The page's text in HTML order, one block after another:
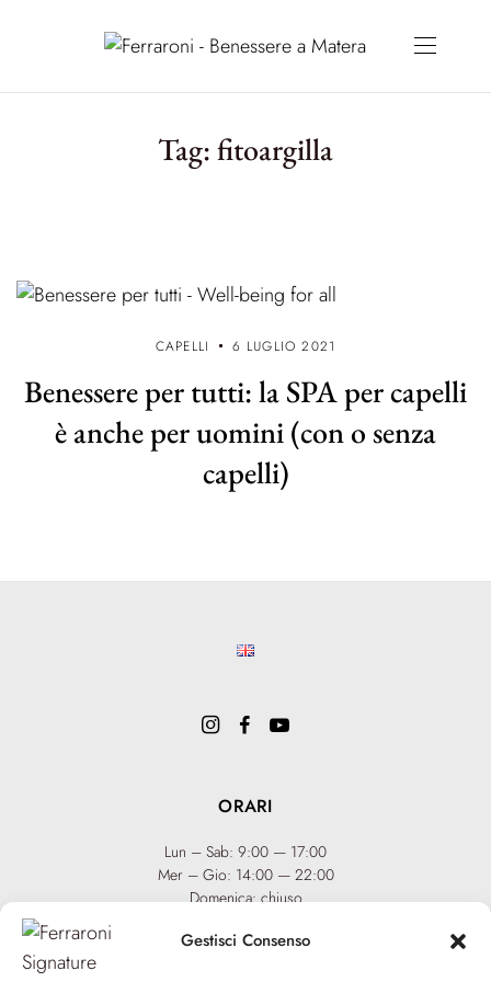
Gestisci Consenso
Tag:fitoargilla
CAPELLI 6 LUGLIO 2021
Benessere per tutti: la SPA per capelli
è anche per uomini (con o senza
capelli)
ORARI
Lun – Sab: 9:00 — 17:00
Mer – Gio: 14:00 — 22:00
Domenica: chiuso